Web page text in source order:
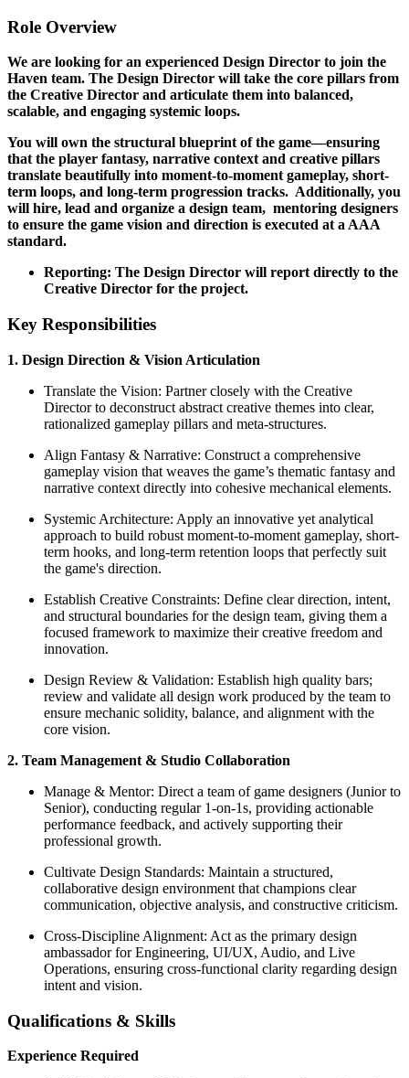
Role Overview
We are looking for an experienced Design Director to join the
Haven team. The Design Director will take the core pillars from
the Creative Director and articulate them into balanced,
scalable, and engaging systemic loops.
You will own the structural blueprint of the game—ensuring
that the player fantasy, narrative context and creative pillars
translate beautifully into moment-to-moment gameplay, short-
term loops, and long-term progression tracks. Additionally, you
will hire, lead and organize a design team, mentoring designers
to ensure the game vision and direction is executed at a AAA
standard.
Reporting: The Design Director will report directly to the
Creative Director for the project.
Key Responsibilities
1. Design Direction & Vision Articulation
Translate the Vision: Partner closely with the Creative
Director to deconstruct abstract creative themes into clear,
rationalized gameplay pillars and meta-structures.
Align Fantasy & Narrative: Construct a comprehensive
gameplay vision that weaves the game’s thematic fantasy and
narrative context directly into cohesive mechanical elements.
Systemic Architecture: Apply an innovative yet analytical
approach to build robust moment-to-moment gameplay, short-
term hooks, and long-term retention loops that perfectly suit
the game's direction.
Establish Creative Constraints: Define clear direction, intent,
and structural boundaries for the design team, giving them a
focused framework to maximize their creative freedom and
innovation.
Design Review & Validation: Establish high quality bars;
review and validate all design work produced by the team to
ensure mechanic solidity, balance, and alignment with the
core vision.
2. Team Management & Studio Collaboration
Manage & Mentor: Direct a team of game designers (Junior to
Senior), conducting regular 1-on-1s, providing actionable
performance feedback, and actively supporting their
professional growth.
Cultivate Design Standards: Maintain a structured,
collaborative design environment that champions clear
communication, objective analysis, and constructive criticism.
Cross-Discipline Alignment: Act as the primary design
ambassador for Engineering, UI/UX, Audio, and Live
Operations, ensuring cross-functional clarity regarding design
intent and vision.
Qualifications & Skills
Experience Required